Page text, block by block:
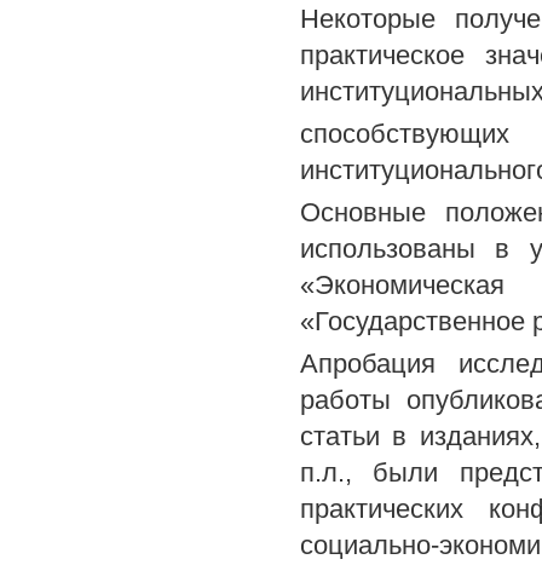
Некоторые
практическое
Основные
использованы в
«Государственное
Апробация
работы
статьи в
п.л., были
практических
социально-